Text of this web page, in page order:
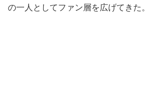
の一人としてファン層を広げてきた。